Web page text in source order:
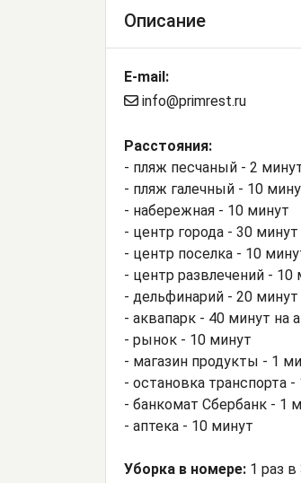
Описание
E-mail:
info@primrest.ru
Расстояния:
- пляж песчаный - 2
- пляж галечный - 10
- набережная - 10 минут
- центр города - 30 минут
- центр поселка - 10
- центр развлечений - 10
- дельфинарий - 20 минут
- аквапарк - 40 минут на
- рынок - 10 минут
- магазин продукты - 1
- остановка транспорта -
- банкомат Сбербанк - 1
- аптека - 10 минут
Уборка в номере: 1 раз